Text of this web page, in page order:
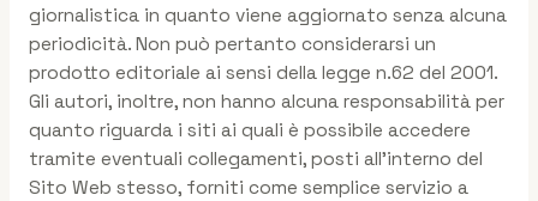
giornalistica in quanto viene aggiornato senza alcuna
periodicità. Non può pertanto considerarsi un
prodotto editoriale ai sensi della legge n.62 del 2001.
Gli autori, inoltre, non hanno alcuna responsabilità per
quanto riguarda i siti ai quali è possibile accedere
tramite eventuali collegamenti, posti all’interno del
Sito Web stesso, forniti come semplice servizio a